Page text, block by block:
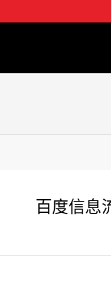
百度信息